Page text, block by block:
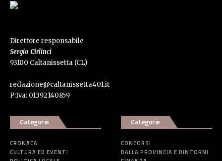
Direttore responsabile
Sergio Cirlinci
93100 Caltanissetta (CL)
redazione@caltanissetta401.it
P:Iva: 01392140859
Categorie
CRONACA
CULTURA ED EVENTI
Categorie
CONCORSI
DALLA PROVINCIA E DINTORNI